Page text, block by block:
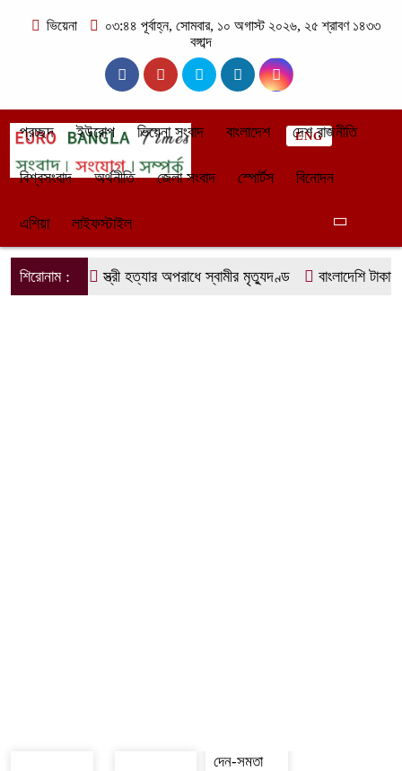
ভিয়েনা
০৩:৪৪ পূর্বাহ্ন, সোমবার, ১০ অগাস্ট ২০২৬, ২৫ শ্রাবণ ১৪৩৩
বঙ্গাব্দ
প্রচ্ছদ ইউরোপ ভিয়েনা সংবাদ বাংলাদেশ দেশ রাজনীতি
বিশ্বসংবাদ অর্থনীতি জেলা সংবাদ স্পোর্টস বিনোদন
এশিয়া লাইফস্টাইল
ENG
শিরোনাম : স্ত্রী হত্যার অপরাধে স্বামীর মৃত্যুদণ্ড বাংলাদেশি টাকায়
দেন-সমতা